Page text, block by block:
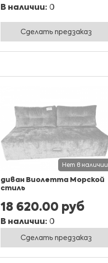
В наличии: 0
Сделать предзаказ
Нет в наличии
диван Виолетта Морской
стиль
18 620.00 руб
В наличии: 0
Сделать предзаказ